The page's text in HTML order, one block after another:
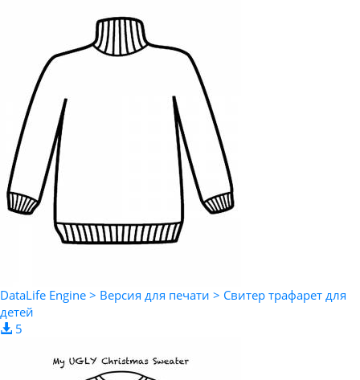
DataLife Engine > Версия для печати > Свитер трафарет для
детей
5